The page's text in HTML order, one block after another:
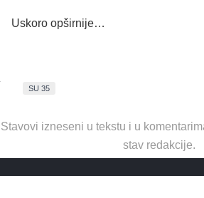
Uskoro opširnije…
SU 35
Stavovi izneseni u tekstu i u
stav redakcije.